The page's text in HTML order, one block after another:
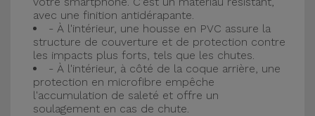
avec une finition antidérapante.
- À l'intérieur, une housse en PVC assure la
structure de couverture et de protection contre
les impacts plus forts, tels que les chutes.
- À l'intérieur, à côté de la coque arrière, une
protection en microfibre empêche
l'accumulation de saleté et offre un
soulagement en cas de chute.